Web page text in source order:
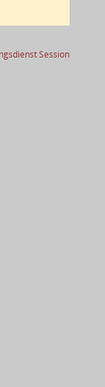
Session(Wird in